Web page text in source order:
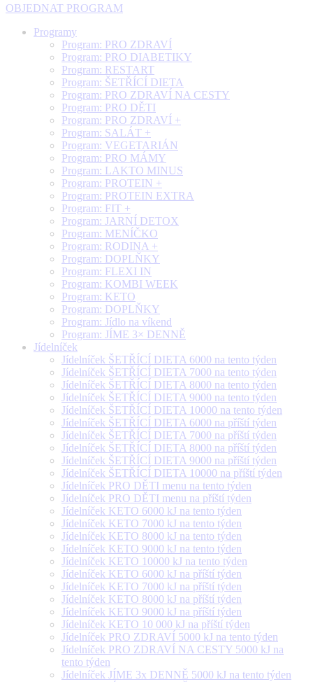
OBJEDNAT PROGRAM
Programy
Program: PRO ZDRAVÍ
Program: PRO DIABETIKY
Program: RESTART
Program: ŠETŘÍCÍ DIETA
Program: PRO ZDRAVÍ NA CESTY
Program: PRO DĚTI
Program: PRO ZDRAVÍ +
Program: SALÁT +
Program: VEGETARIÁN
Program: PRO MÁMY
Program: LAKTO MINUS
Program: PROTEIN +
Program: PROTEIN EXTRA
Program: FIT +
Program: JARNÍ DETOX
Program: MENÍČKO
Program: RODINA +
Program: DOPLŇKY
Program: FLEXI IN
Program: KOMBI WEEK
Program: KETO
Program: DOPLŇKY
Program: Jídlo na víkend
Program: JÍME 3× DENNĚ
Jídelníček
Jídelníček ŠETŘÍCÍ DIETA 6000 na tento týden
Jídelníček ŠETŘÍCÍ DIETA 7000 na tento týden
Jídelníček ŠETŘÍCÍ DIETA 8000 na tento týden
Jídelníček ŠETŘÍCÍ DIETA 9000 na tento týden
Jídelníček ŠETŘÍCÍ DIETA 10000 na tento týden
Jídelníček ŠETŘÍCÍ DIETA 6000 na příští týden
Jídelníček ŠETŘÍCÍ DIETA 7000 na příští týden
Jídelníček ŠETŘÍCÍ DIETA 8000 na příští týden
Jídelníček ŠETŘÍCÍ DIETA 9000 na příští týden
Jídelníček ŠETŘÍCÍ DIETA 10000 na příští týden
Jídelníček PRO DĚTI menu na tento týden
Jídelníček PRO DĚTI menu na příští týden
Jídelníček KETO 6000 kJ na tento týden
Jídelníček KETO 7000 kJ na tento týden
Jídelníček KETO 8000 kJ na tento týden
Jídelníček KETO 9000 kJ na tento týden
Jídelníček KETO 10000 kJ na tento týden
Jídelníček KETO 6000 kJ na příští týden
Jídelníček KETO 7000 kJ na příští týden
Jídelníček KETO 8000 kJ na příští týden
Jídelníček KETO 9000 kJ na příští týden
Jídelníček KETO 10 000 kJ na příští týden
Jídelníček PRO ZDRAVÍ 5000 kJ na tento týden
Jídelníček PRO ZDRAVÍ NA CESTY 5000 kJ na
tento týden
Jídelníček JÍME 3x DENNĚ 5000 kJ na tento týden